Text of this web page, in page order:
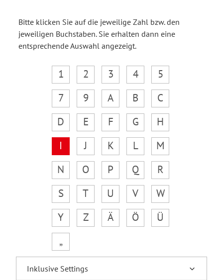
Bitte klicken Sie auf die jeweilige Zahl bzw. den
jeweiligen Buchstaben. Sie erhalten dann eine
entsprechende Auswahl angezeigt.
1 2 3 4
5
7
9 A B
C
D
E F G
H
I
J K L
M
N
O P Q
R
S
T U V
W
Y
Z Ä Ö
Ü
„